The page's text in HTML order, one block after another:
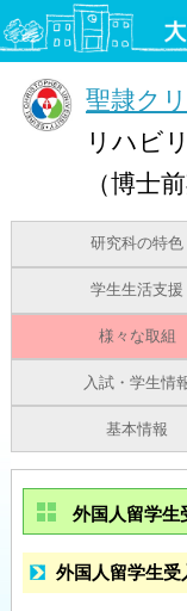
聖隷ク
リハビ
（博士前
研究科の特色
学生生活支援
様々な取組
入試・学生情
基本情報
外国人留学生
外国人留学生受